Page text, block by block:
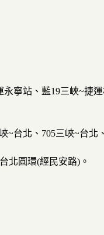
寧站、藍19三峽~捷
~台北、705三峽~台
北圓環(經民安路)。